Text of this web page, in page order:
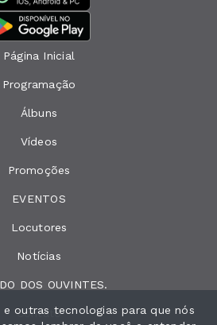
Página Inicial
Programação
Álbuns
Vídeos
Promoções
EVENTOS
Locutores
Notícias
DOS OUVINTES.
Contato
e outras tecnologias para que nós